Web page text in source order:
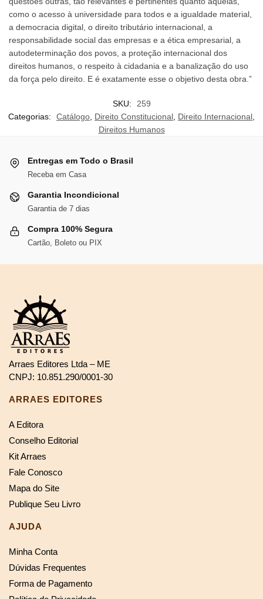
como o acesso à universidade para todos e a igualdade material,
a democracia digital, o direito tributário internacional, a
responsabilidade social das empresas e a ética empresarial, a
autodeterminação dos povos, a proteção internacional dos
direitos humanos, o respeito à cidadania e a banalização do uso
da força pelo direito. E é exatamente esse o objetivo desta obra.”
SKU:
259
Categorias:
Catálogo, Direito Constitucional, Direito Internacional,
Direitos Humanos
Entregas em Todo o Brasil
Receba em Casa
Garantia Incondicional
Garantia de 7 dias
Compra 100% Segura
Cartão, Boleto ou PIX
Arraes Editores Ltda – ME
CNPJ: 10.851.290/0001-30
ARRAES EDITORES
A Editora
Conselho Editorial
Kit Arraes
Fale Conosco
Mapa do Site
Publique Seu Livro
AJUDA
Minha Conta
Dúvidas Frequentes
Forma de Pagamento